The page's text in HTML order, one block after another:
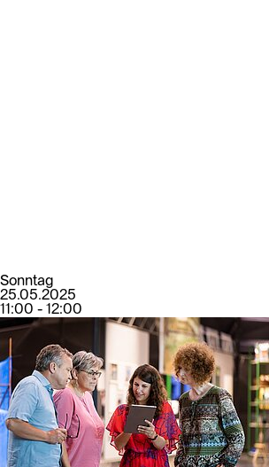
Sonntag
25.05.2025
11:00 - 12:00